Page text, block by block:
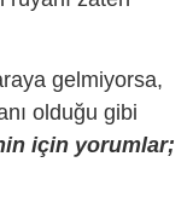
gelmiyorsa,
olduğu gibi
için yorumlar;